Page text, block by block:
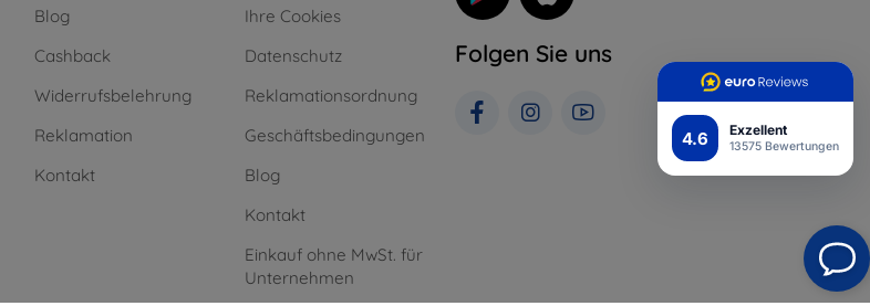
4.6 Exzellent
13575 Bewertungen
Blog
Cashback
Widerrufsbelehrung
Reklamation
Kontakt
Ihre Cookies
Datenschutz
Reklamationsordnung
Geschäftsbedingungen
Blog
Kontakt
Einkauf ohne MwSt. für
Unternehmen
Folgen Sie uns